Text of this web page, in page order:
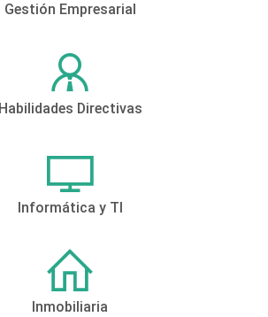
Gestión Empresarial
Habilidades Directivas
Informática y TI
Inmobiliaria